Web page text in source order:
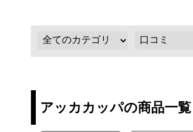
アッカカッパの商品一覧